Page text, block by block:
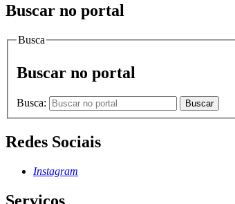
Buscar no portal
Busca
Buscar no portal
Busca: Buscar
Redes Sociais
Instagram
Serviços